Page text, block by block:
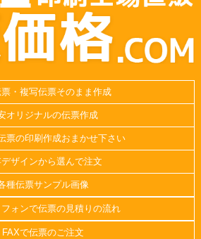
・複写伝票そのまま作成
オリジナルの伝票作成
票の印刷作成おまかせ下さい
デザインから選んで注文
種伝票サンプル画像
ォンで伝票の見積りの流れ
FAXで伝票のご注文